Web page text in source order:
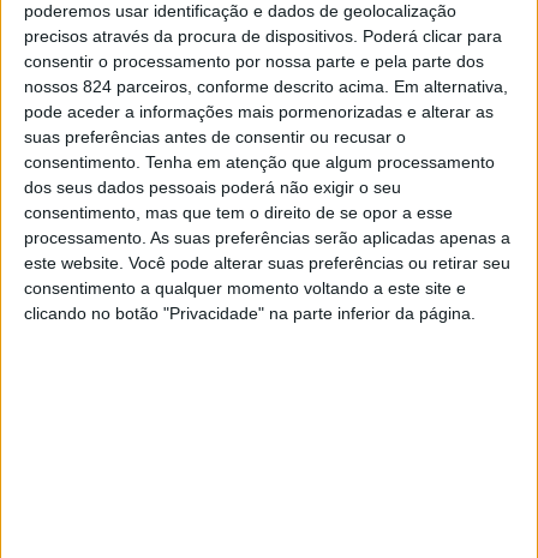
poderemos usar identificação e dados de geolocalização
precisos através da procura de dispositivos. Poderá clicar para
consentir o processamento por nossa parte e pela parte dos
nossos 824 parceiros, conforme descrito acima. Em alternativa,
pode aceder a informações mais pormenorizadas e alterar as
suas preferências antes de consentir ou recusar o
consentimento. Tenha em atenção que algum processamento
dos seus dados pessoais poderá não exigir o seu
consentimento, mas que tem o direito de se opor a esse
processamento. As suas preferências serão aplicadas apenas a
este website. Você pode alterar suas preferências ou retirar seu
consentimento a qualquer momento voltando a este site e
clicando no botão "Privacidade" na parte inferior da página.
No próximo sábado, a aldeia de Santo Amaro vai cumprir
uma das mais antigas tradições do concelho de Sousel –
a Bênção do Gado – que todos os anos reúne na aldeia
centenas de pessoas.
O certame, organizado pela Junta de Freguesia de Santo
Amaro e pela Câmara Municipal de Sousel, tem início
marcado para a próxima sexta-feira e estende-se até